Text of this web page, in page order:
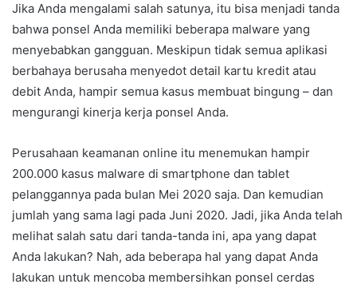
Jika Anda mengalami salah satunya, itu bisa menjadi tanda
bahwa ponsel Anda memiliki beberapa malware yang
menyebabkan gangguan. Meskipun tidak semua aplikasi
berbahaya berusaha menyedot detail kartu kredit atau
debit Anda, hampir semua kasus membuat bingung – dan
mengurangi kinerja kerja ponsel Anda.
Perusahaan keamanan online itu menemukan hampir
200.000 kasus malware di smartphone dan tablet
pelanggannya pada bulan Mei 2020 saja. Dan kemudian
jumlah yang sama lagi pada Juni 2020. Jadi, jika Anda telah
melihat salah satu dari tanda-tanda ini, apa yang dapat
Anda lakukan? Nah, ada beberapa hal yang dapat Anda
lakukan untuk mencoba membersihkan ponsel cerdas